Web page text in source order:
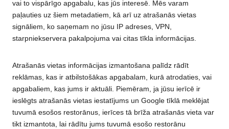
vai to vispārīgo apgabalu, kas jūs interesē. Mēs varam
paļauties uz šiem metadatiem, kā arī uz atrašanās vietas
signāliem, ko saņemam no jūsu IP adreses, VPN,
starpniekservera pakalpojuma vai citas tīkla informācijas.
Atrašanās vietas informācijas izmantošana palīdz rādīt
reklāmas, kas ir atbilstošākas apgabalam, kurā atrodaties, vai
apgabaliem, kas jums ir aktuāli. Piemēram, ja jūsu ierīcē ir
ieslēgts atrašanās vietas iestatījums un Google tīklā meklējat
tuvumā esošos restorānus, ierīces tā brīža atrašanās vieta var
tikt izmantota, lai rādītu jums tuvumā esošo restorānu